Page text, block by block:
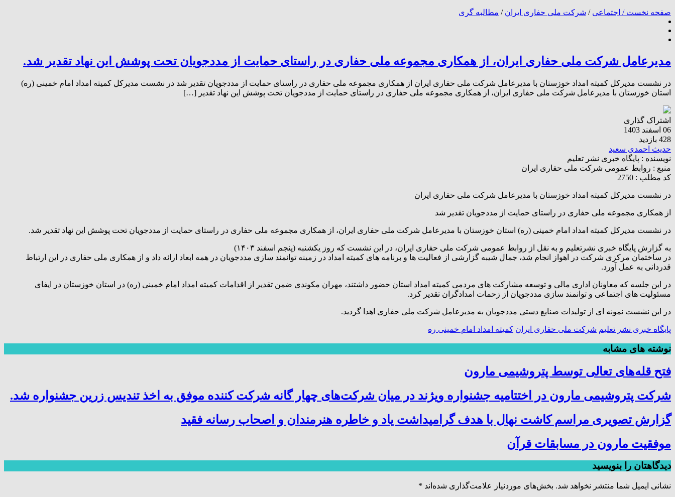
صفحه نخست / اجتماعی / شرکت ملی حفاری ایران / مطالبه گری
مدیرعامل شرکت ملی حفاری ایران، از همکاری مجموعه ملی حفاری در راستای حمایت از مددجویان تحت پوشش این نهاد تقدیر شد.
در نشست مدیرکل کمیته امداد خوزستان با مدیرعامل شرکت ملی حفاری ایران از همکاری مجموعه ملی حفاری در راستای حمایت از مددجویان تقدیر شد در نشست مدیرکل کمیته امداد امام خمینی (ره)
استان خوزستان با مدیرعامل شرکت ملی حفاری ایران، از همکاری مجموعه ملی حفاری در راستای حمایت از مددجویان تحت پوشش این نهاد تقدیر […]
اشتراک گذاری
06 اسفند 1403
428 بازدید
حدیث احمدی سعید
نویسنده : پایگاه خبری نشر تعلیم
منبع : روابط عمومی شرکت ملی حفاری ایران
کد مطلب : 2750
در نشست مدیرکل کمیته امداد خوزستان با مدیرعامل شرکت ملی حفاری ایران
از همکاری مجموعه ملی حفاری در راستای حمایت از مددجویان تقدیر شد
در نشست مدیرکل کمیته امداد امام خمینی (ره) استان خوزستان با مدیرعامل شرکت ملی حفاری ایران، از همکاری مجموعه ملی حفاری در راستای حمایت از مددجویان تحت پوشش این نهاد تقدیر شد.
به گزارش پایگاه خبری نشرتعلیم و به نقل از روابط عمومی شرکت ملی حفاری ایران، در این نشست که روز یکشنبه (پنجم اسفند ۱۴۰۳)
در ساختمان مرکزی شرکت در اهواز انجام شد، جمال شیبه گزارشی از فعالیت ‌ها و برنامه ‌های کمیته امداد در زمینه توانمند سازی مددجویان در همه ابعاد ارائه داد و از همکاری ملی حفاری در این ارتباط
قدردانی به عمل آورد.
در این جلسه که معاونان اداری مالی و توسعه مشارکت ‌های مردمی کمیته امداد استان حضور داشتند، مهران مکوندی ضمن تقدیر از اقدامات کمیته امداد امام خمینی (ره) در استان خوزستان در ایفای
مسئولیت های اجتماعی و توانمند سازی مددجویان از زحمات امدادگران تقدیر کرد.
در این نشست نمونه ‌ای از تولیدات صنایع دستی مددجویان به مدیرعامل شرکت ملی حفاری اهدا گردید.
پایگاه خبری نشر تعلیم شرکت ملی حفاری ایران کمیته امداد امام خمینی ره
نوشته های مشابه
فتح‌ قله‌های تعالی توسط پتروشیمی مارون
شرکت پتروشیمی مارون در اختتامیه جشنواره ویژند در میان شرکت‌های چهار گانه شرکت کننده موفق به اخذ تندیس زرین جشنواره شد.
گزارش تصویری مراسم کاشت نهال با هدف گرامیداشت یاد و خاطره هنرمندان و اصحاب رسانه فقید
موفقیت مارون در مسابقات قرآن
دیدگاهتان را بنویسید
نشانی ایمیل شما منتشر نخواهد شد. بخش‌های موردنیاز علامت‌گذاری شده‌اند *